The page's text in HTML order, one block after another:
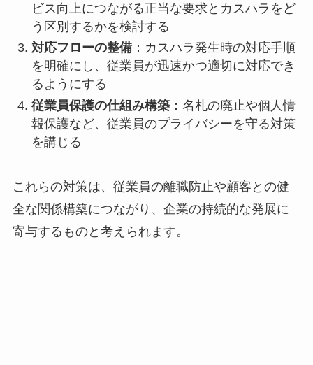
ビス向上につながる正当な要求とカスハラをど
う区別するかを検討する
対応フローの整備：カスハラ発生時の対応手順
を明確にし、従業員が迅速かつ適切に対応でき
るようにする
従業員保護の仕組み構築：名札の廃止や個人情
報保護など、従業員のプライバシーを守る対策
を講じる
これらの対策は、従業員の離職防止や顧客との健
全な関係構築につながり、企業の持続的な発展に
寄与するものと考えられます。